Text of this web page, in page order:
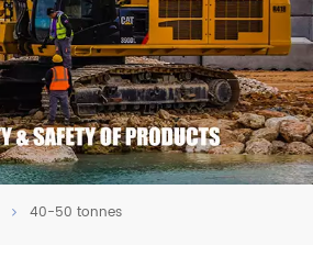
40-50 tonnes